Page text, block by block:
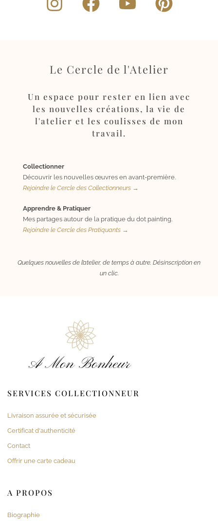
Le Cercle de l'Atelier
Un espace pour rester en lien avec
les nouvelles créations, la vie de
l'atelier et les coulisses de mon
travail.
Collectionner
Découvrir les nouvelles œuvres en avant-première.
Rejoindre le Cercle des Collectionneurs →
Apprendre & Pratiquer
Mes partages autour de la pratique du dot painting.
Rejoindre le Cercle des Pratiquants →
Quelques nouvelles de l’atelier, de temps à autre. Désinscription en
un clic.
SERVICES COLLECTIONNEUR
Livraison assurée et sécurisée
Certificat d'authenticité
Contact
Offrir une carte cadeau
A PROPOS
Biographie